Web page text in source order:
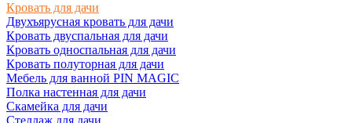
Кровать для дачи
Двухъярусная кровать для дачи
Кровать двуспальная для дачи
Кровать односпальная для дачи
Кровать полуторная для дачи
Мебель для ванной PIN MAGIC
Полка настенная для дачи
Скамейка для дачи
Стеллаж для дачи